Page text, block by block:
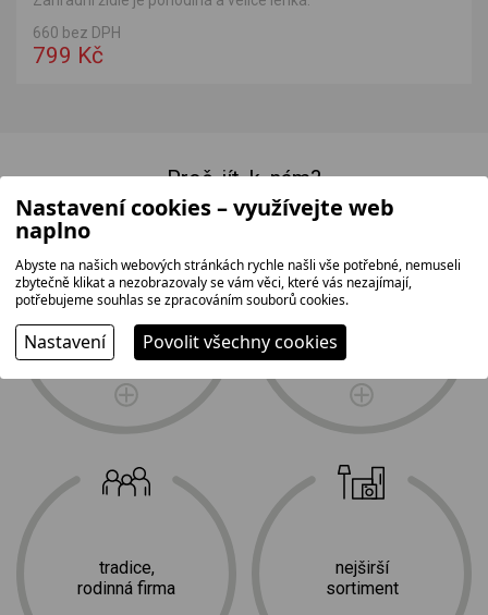
660 bez DPH
799 Kč
Proč jít k nám?
největší prodejní
plocha na Vysočině
1 500 m 2
tradice,
rodinná firma
doprava
a profesionální
instalace zdarma
nejširší
sortiment
Nastavení cookies – využívejte web
naplno
Abyste na našich webových stránkách rychle našli vše potřebné, nemuseli
zbytečně klikat a nezobrazovaly se vám věci, které vás nezajímají,
potřebujeme souhlas se zpracováním souborů cookies.
Nastavení Povolit všechny cookies